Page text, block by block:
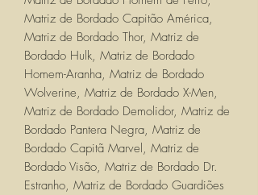
Matriz de Bordado Capitão América,
Matriz de Bordado Thor, Matriz de
Bordado Hulk, Matriz de Bordado
Homem-Aranha, Matriz de Bordado
Wolverine, Matriz de Bordado X-Men,
Matriz de Bordado Demolidor, Matriz de
Bordado Pantera Negra, Matriz de
Bordado Capitã Marvel, Matriz de
Bordado Visão, Matriz de Bordado Dr.
Estranho, Matriz de Bordado Guardiões